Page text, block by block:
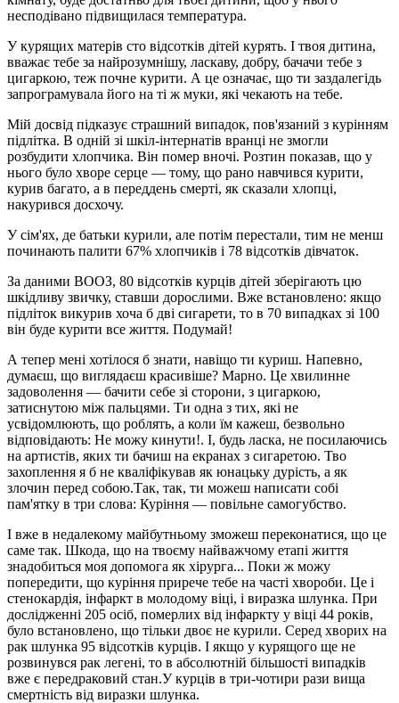
несподівано підвищилася температура.
У курящих матерів сто відсотків дітей курять. І твоя дитина,
вважає тебе за найрозумнішу, ласкаву, добру, бачачи тебе з
цигаркою, теж почне курити. А це означає, що ти заздалегідь
запрограмувала його на ті ж муки, які чекають на тебе.
Мій досвід підказує страшний випадок, пов'язаний з курінням
підлітка. В одній зі шкіл-інтернатів вранці не змогли
розбудити хлопчика. Він помер вночі. Розтин показав, що у
нього було хворе серце — тому, що рано навчився курити,
курив багато, а в переддень смерті, як сказали хлопці,
накурився досхочу.
У сім'ях, де батьки курили, але потім перестали, тим не менш
починають палити 67% хлопчиків і 78 відсотків дівчаток.
За даними ВООЗ, 80 відсотків курців дітей зберігають цю
шкідливу звичку, ставши дорослими. Вже встановлено: якщо
підліток викурив хоча б дві сигарети, то в 70 випадках зі 100
він буде курити все життя. Подумай!
А тепер мені хотілося б знати, навіщо ти куриш. Напевно,
думаєш, що виглядаєш красивіше? Марно. Це хвилинне
задоволення — бачити себе зі сторони, з цигаркою,
затиснутою між пальцями. Ти одна з тих, які не
усвідомлюють, що роблять, а коли їм кажеш, безвольно
відповідають: Не можу кинути!. І, будь ласка, не посилаючись
на артистів, яких ти бачиш на екранах з сигаретою. Тво
захоплення я б не кваліфікував як юнацьку дурість, а як
злочин перед собою.Так, так, ти можеш написати собі
пам'ятку в три слова: Куріння — повільне самогубство.
І вже в недалекому майбутньому зможеш переконатися, що це
саме так. Шкода, що на твоєму найважчому етапі життя
знадобиться моя допомога як хірурга... Поки ж можу
попередити, що куріння прирече тебе на часті хвороби. Це і
стенокардія, інфаркт в молодому віці, і виразка шлунка. При
дослідженні 205 осіб, померлих від інфаркту у віці 44 років,
було встановлено, що тільки двоє не курили. Серед хворих на
рак шлунка 95 відсотків курців. І якщо у курящого ще не
розвинувся рак легені, то в абсолютній більшості випадків
вже є передраковий стан.У курців в три-чотири рази вища
смертність від виразки шлунка.